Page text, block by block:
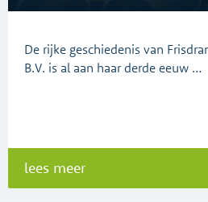
De rijke geschiedenis van
B.V. is al aan haar derde eeuw …
lees meer